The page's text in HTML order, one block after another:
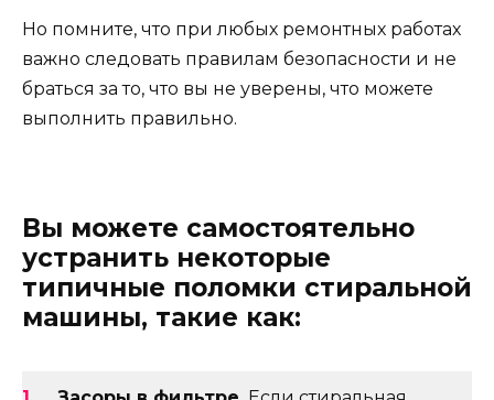
Но помните, что при любых ремонтных работах
важно следовать правилам безопасности и не
браться за то, что вы не уверены, что можете
выполнить правильно.
Вы можете самостоятельно
устранить некоторые
типичные поломки стиральной
машины, такие как: